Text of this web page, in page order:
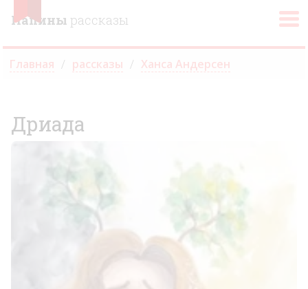
Папины рассказы
Главная рассказы Ханса Андерсен
Дриада